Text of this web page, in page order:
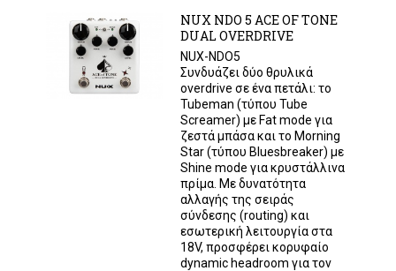
NUX NDO 5 ACE OF TONE
DUAL OVERDRIVE
NUX-NDO5
Συνδυάζει δύο θρυλικά
overdrive σε ένα πετάλι: το
Tubeman (τύπου Tube
Screamer) με Fat mode για
ζεστά μπάσα και το Morning
Star (τύπου Bluesbreaker) με
Shine mode για κρυστάλλινα
πρίμα. Με δυνατότητα
αλλαγής της σειράς
σύνδεσης (routing) και
εσωτερική λειτουργία στα
18V, προσφέρει κορυφαίο
dynamic headroom για τον